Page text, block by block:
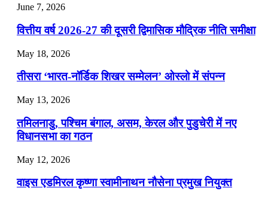
July 22, 2026
📝 डेली करेंट अफेयर्स: 19-21 जुलाई 2026
July 19, 2026
📝 डेली करेंट अफेयर्स: 16-18 जुलाई 2026
July 16, 2026
📝 डेली करेंट अफेयर्स: 13-15 जुलाई 2026
June 7, 2026
वित्तीय वर्ष 2026-27 की दूसरी द्विमासिक मौद्रिक नीति समीक्षा
May 18, 2026
तीसरा ‘भारत-नॉर्डिक शिखर सम्मेलन’ ओस्लो में संपन्न
May 13, 2026
तमिलनाडु, पश्चिम बंगाल, असम, केरल और पुडुचेरी में नए
विधानसभा का गठन
May 12, 2026
वाइस एडमिरल कृष्णा स्वामीनाथन नौसेना प्रमुख नियुक्त